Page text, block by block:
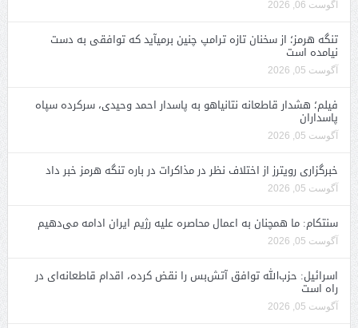
آگوست 06, 2026
تنگه هرمز؛ از سخنان تازه ترامپ چنین برمیآید که توافقی به دست
نیامده است
آگوست 05, 2026
فیلم؛ هشدار قاطعانه نتانیاهو به پاسدار احمد وحیدی، سرکرده سپاه
پاسداران
آگوست 05, 2026
خبرگزاری رویترز از اختلاف نظر در مذاکرات در باره تنگه هرمز خبر داد
آگوست 05, 2026
سنتکام: ما همچنان به اعمال محاصره علیه رژیم ایران ادامه می‌دهیم
آگوست 05, 2026
اسرائیل: حزب‌الله توافق آتش‌بس را نقض کرده، اقدام قاطعانه‌ای در
راه است
آگوست 05, 2026